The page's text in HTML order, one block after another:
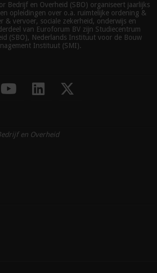
Bedrijf en Overheid (SBO) organiseert jaarlijks
opleidingen over o.a. ruimtelijke ordening &
& vervoer, sociale zekerheid, onderwijs en
van Euroforum BV zijn Studiecentrum
(SBO), Nederlands Instituut voor de Bouw
Instituut (SMI).
en Overheid